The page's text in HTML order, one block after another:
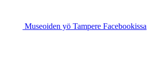
Museoiden yö Tampere Facebookissa